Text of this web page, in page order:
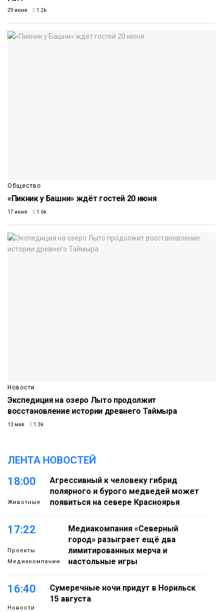
29 июня 1.2k
Общество
«Пикник у Башни» ждёт гостей 20 июня
17 июня 1.6k
Новости
Экспедиция на озеро Лыто продолжит
восстановление истории древнего Таймыра
13 мая 1.3k
ЛЕНТА НОВОСТЕЙ
18:00
Животные
Агрессивный к человеку гибрид
полярного и бурого медведей может
появиться на севере Красноярья
17:22
Проекты
Медиакомпании
Медиакомпания «Северный
город» разыграет ещё два
лимитированных мерча и
настольные игры
16:40
Новости
Сумеречные ночи придут в Норильск
15 августа